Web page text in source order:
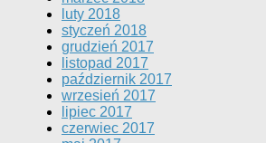
luty 2018
styczeń 2018
grudzień 2017
listopad 2017
październik 2017
wrzesień 2017
lipiec 2017
czerwiec 2017